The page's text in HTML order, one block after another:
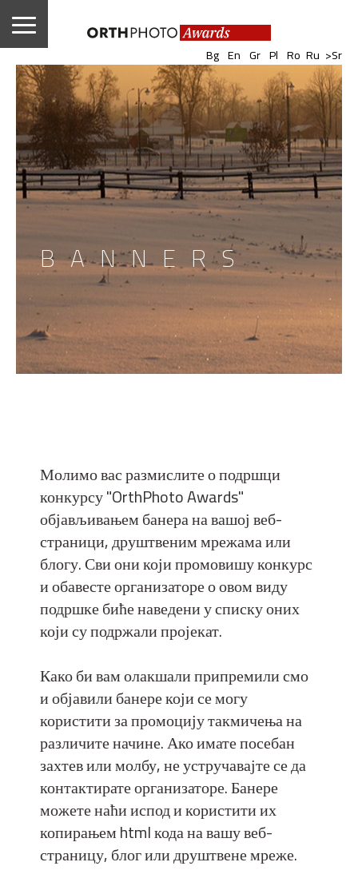
Bg En Gr Pl Ro Ru >Sr
BANNERS
Молимо вас размислите о подршци
конкурсу "OrthPhoto Awards"
објављивањем банера на вашој веб-
страници, друштвеним мрежама или
блогу. Сви они који промовишу конкурс
и обавесте организаторе о овом виду
подршке биће наведени у списку оних
који су подржали пројекат.
Како би вам олакшали припремили смо
и објавили банере који се могу
користити за промоцију такмичења на
различите начине. Ако имате посебан
захтев или молбу, не устручавајте се да
контактирате организаторе. Банере
можете наћи испод и користити их
копирањем html кода на вашу веб-
страницу, блог или друштвене мреже.